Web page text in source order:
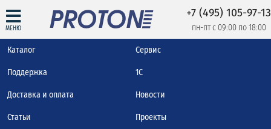
МЕНЮ
+7 (495) 105-97-13
пн-пт с 09:00 по 18:00
Каталог Сервис
Поддержка 1С
Доставка и оплата Новости
Статьи Проекты